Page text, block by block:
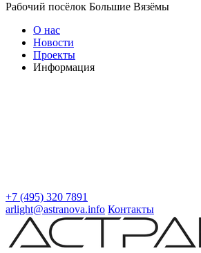
Рабочий посёлок Большие Вязёмы
О нас
Новости
Проекты
Информация
+7 (495) 320 7891
arlight@astranova.info Контакты